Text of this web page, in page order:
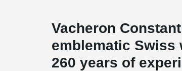
Vacheron
emblematic Swiss
260 years of